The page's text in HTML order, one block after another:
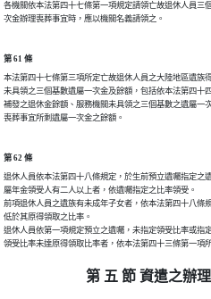
各機關依本法第四十七條第一項規定請領亡故退休人員三
次金辦理喪葬事宜時，應以機關名義請領之。
第 61 條
本法第四十七條第三項所定亡故退休人員之大陸地區遺族
未具領之三個基數遺屬一次金及餘額，包括依本法第四十
補發之退休金餘額、服務機關未具領之三個基數之遺屬一
喪葬事宜所剩遺屬一次金之餘額。
第 62 條
退休人員依本法第四十八條規定，於生前預立遺囑指定之
屬年金領受人有二人以上者，依遺囑指定之比率領受。
前項退休人員之遺族有未成年子女者，依本法第四十八條
低於其原得領取之比率。
退休人員依第一項規定預立之遺囑，未指定領受比率或指
領受比率未達原得領取比率者，依本法第四十三條第一項
第 五 節 資遣之辦